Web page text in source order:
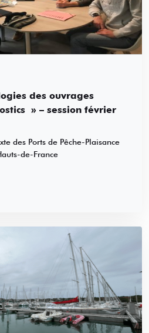
des ouvrages
» – session février
des Ports de Pêche-Plaisance
de-France